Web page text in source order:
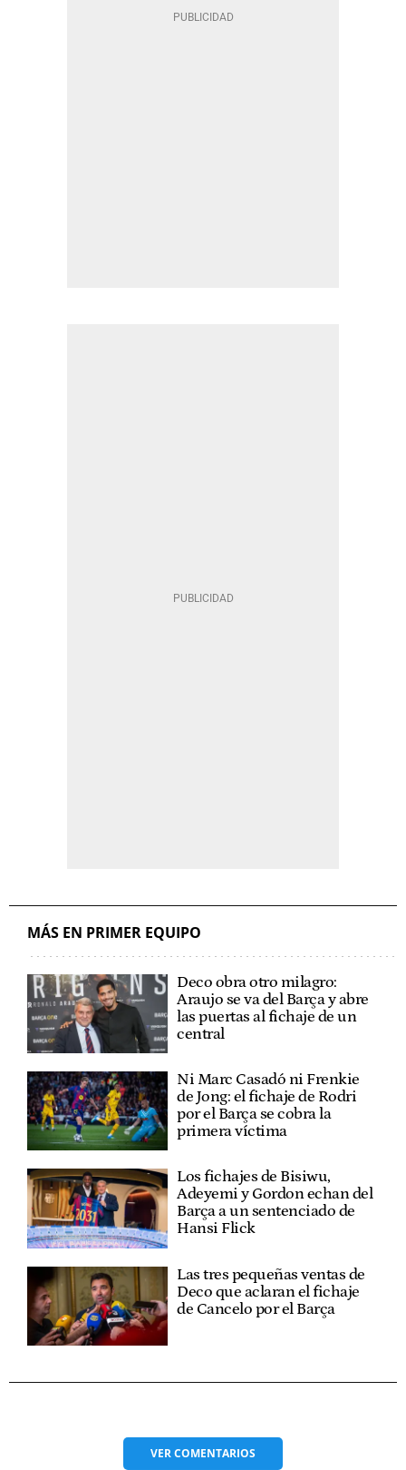
MÁS EN PRIMER EQUIPO
Deco obra otro milagro:
Araujo se va del Barça y abre
las puertas al fichaje de un
central
Ni Marc Casadó ni Frenkie
de Jong: el fichaje de Rodri
por el Barça se cobra la
primera víctima
Los fichajes de Bisiwu,
Adeyemi y Gordon echan del
Barça a un sentenciado de
Hansi Flick
Las tres pequeñas ventas de
Deco que aclaran el fichaje
de Cancelo por el Barça
VERCOMENTARIOS